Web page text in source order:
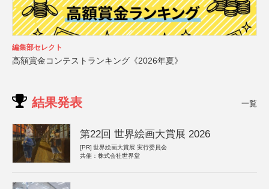
編集部セレクト
高額賞金コンテストランキング《2026年夏》
結果発表 一覧
第22回 世界絵画大賞展 2026
[PR] 世界絵画大賞展 実行委員会
共催：株式会社世界堂